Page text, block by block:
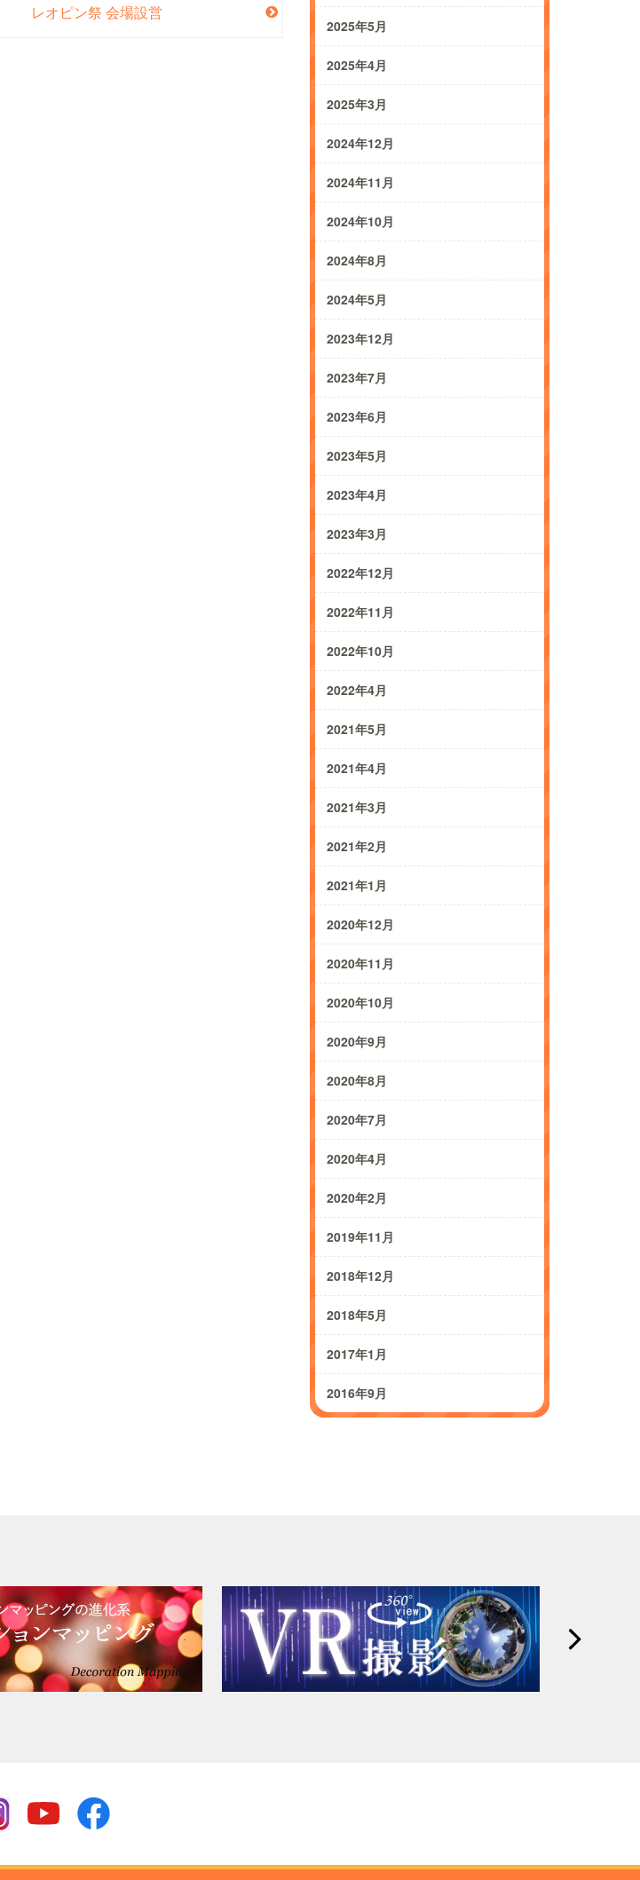
レオピン祭 会場設営
2025年5月
2025年4月
2025年3月
2024年12月
2024年11月
2024年10月
2024年8月
2024年5月
2023年12月
2023年7月
2023年6月
2023年5月
2023年4月
2023年3月
2022年12月
2022年11月
2022年10月
2022年4月
2021年5月
2021年4月
2021年3月
2021年2月
2021年1月
2020年12月
2020年11月
2020年10月
2020年9月
2020年8月
2020年7月
2020年4月
2020年2月
2019年11月
2018年12月
2018年5月
2017年1月
2016年9月